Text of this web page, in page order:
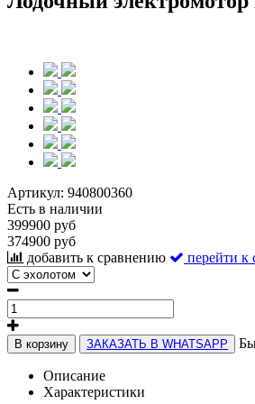
Артикул: 940800360
Есть в наличии
399900 руб
374900 руб
добавить к сравнению
перейти к
В корзину ЗАКАЗАТЬ В WHATSAPP
Описание
Характеристики